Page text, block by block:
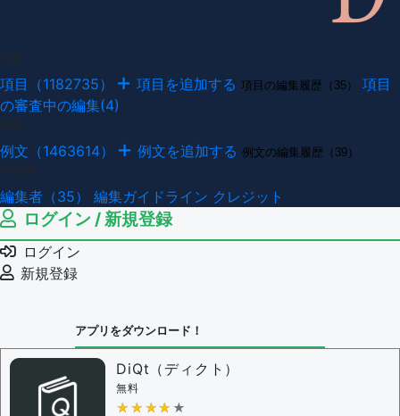
項目（1182735） 項目を追加する 項目の編集履歴（35）
項目
の審査中の編集(4)
例文（1463614） 例文を追加する 例文の編集履歴（39）
編集者（35） 編集ガイドライン クレジット
ログイン / 新規登録
ログイン
新規登録
アプリをダウンロード！
DiQt（ディクト）
無料
★★★★★
★★★★★